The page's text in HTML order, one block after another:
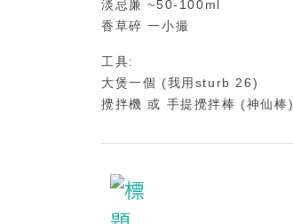
淡忌廉 ~50-100ml
香草碎 一小撮
工具:
大煲一個 (我用sturb 26)
攪拌機 或 手提攪拌棒 (神仙棒)